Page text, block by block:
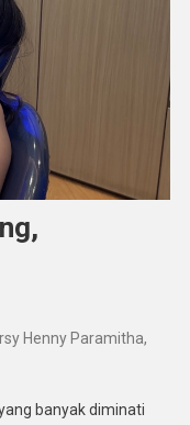
Henny Paramitha,
banyak diminati